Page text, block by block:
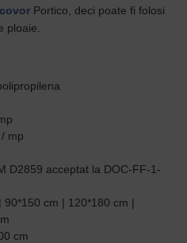
covor Portico, deci poate fi folosi
ploaie.
mp
D2859 acceptat la DOC-FF-1-
cm | 120*180 cm |
cm